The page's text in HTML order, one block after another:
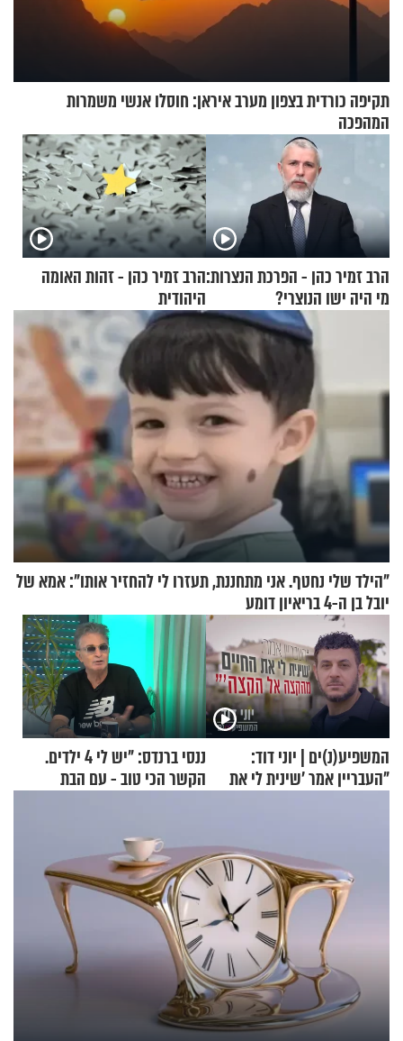
תקיפה כורדית בצפון מערב איראן: חוסלו אנשי משמרות
המהפכה
הרב זמיר כהן - הפרכת הנצרות:
מי היה ישו הנוצרי?
הרב זמיר כהן - זהות האומה
היהודית
"הילד שלי נחטף. אני מתחננת, תעזרו לי להחזיר אותו": אמא של
יובל בן ה-4 בריאיון דומע
המשפיע(נ)ים | יוני דוד:
"העבריין אמר 'שינית לי את
ננסי ברנדס: "יש לי 4 ילדים.
הקשר הכי טוב - עם הבת